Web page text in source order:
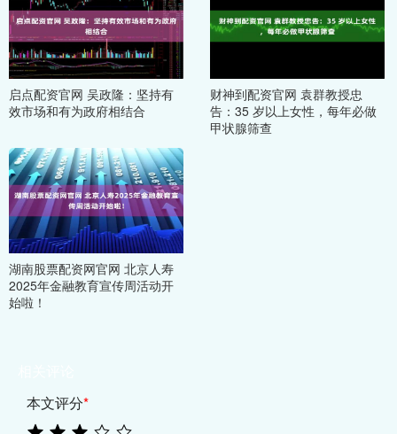
启点配资官网 吴政隆：坚持有
效市场和有为政府相结合
财神到配资官网 袁群教授忠
告：35 岁以上女性，每年必做
甲状腺筛查
湖南股票配资网官网 北京人寿
2025年金融教育宣传周活动开
始啦！
本文评分*